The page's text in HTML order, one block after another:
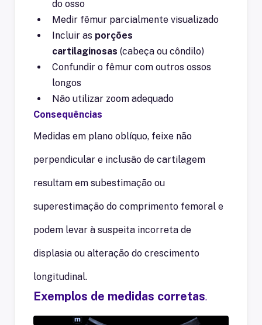
do osso
Medir fêmur parcialmente visualizado
Incluir as porções
cartilaginosas (cabeça ou côndilo)
Confundir o fêmur com outros ossos
longos
Não utilizar zoom adequado
Consequências
Medidas em plano oblíquo, feixe não
perpendicular e inclusão de cartilagem
resultam em subestimação ou
superestimação do comprimento femoral e
podem levar à suspeita incorreta de
displasia ou alteração do crescimento
longitudinal.
Exemplos de medidas corretas.